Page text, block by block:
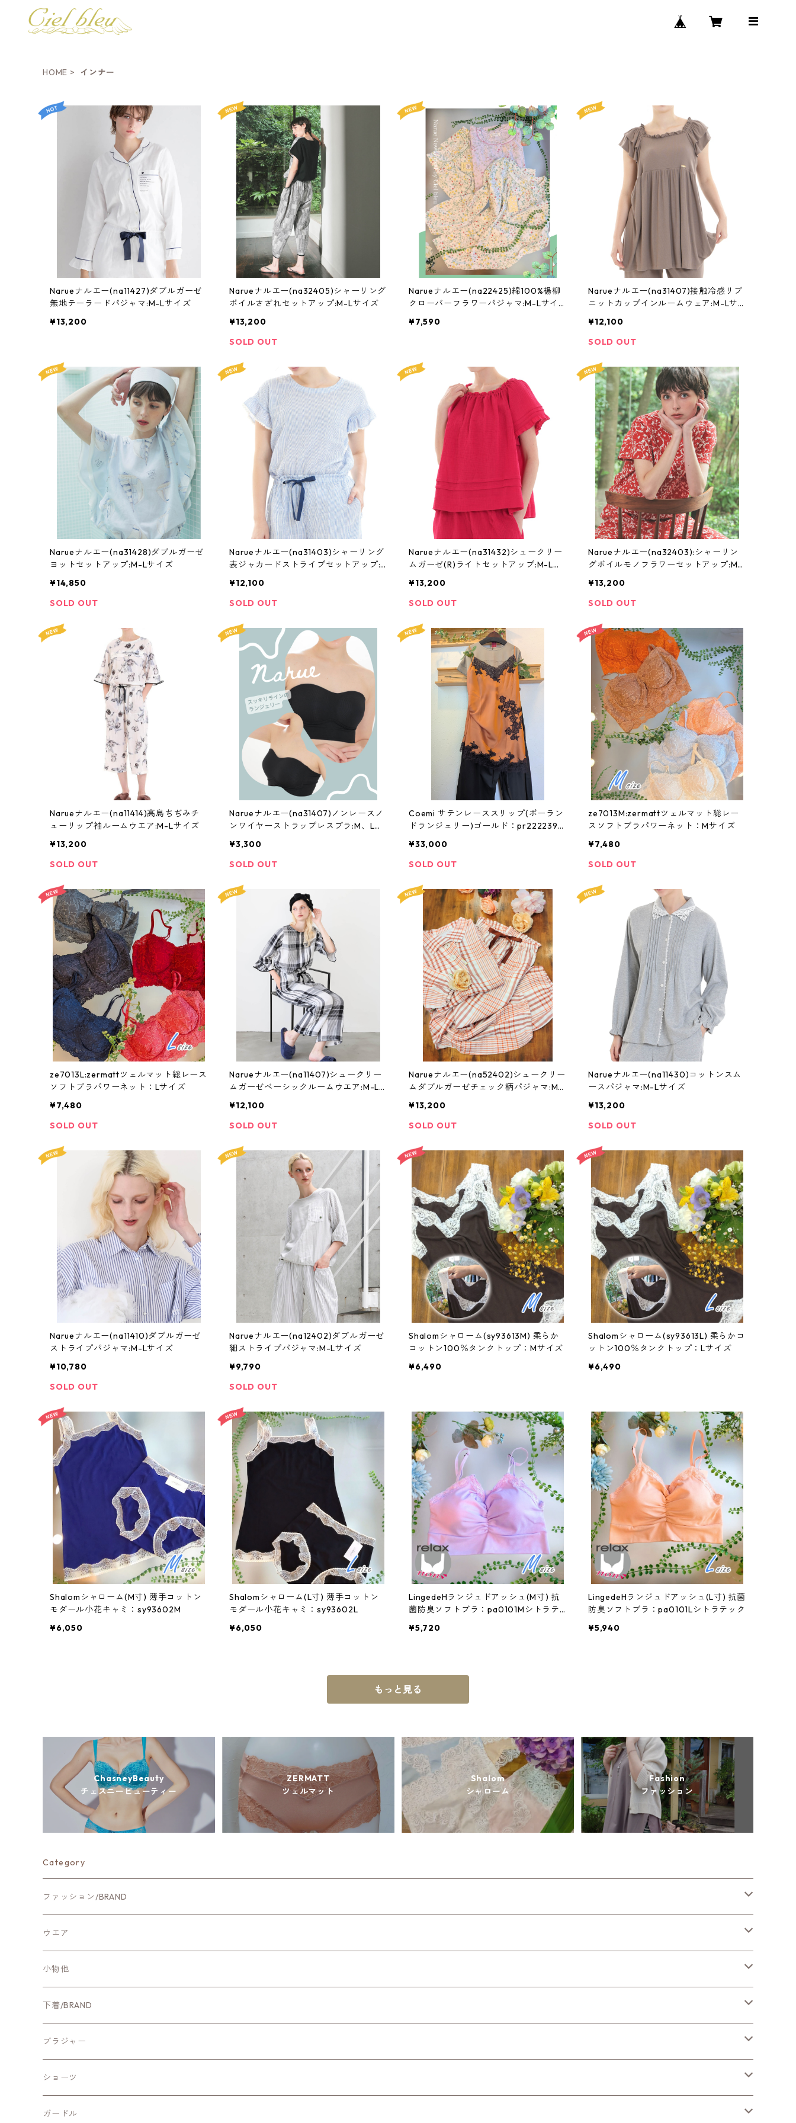
HOME インナー
Narueナルエー(na11427)ダブルガーゼ
無地テーラードパジャマ:M-Lサイズ
¥13,200
Narueナルエー(na32405)シャーリング
ボイルさざれセットアップ:M-Lサイズ
¥13,200
SOLD OUT
Narueナルエー(na22425)綿100%楊柳
クローバーフラワーパジャマ:M-Lサイ
¥7,590
Narueナルエー(na31407)接触冷感リブ
ニットカップインルームウェア:M-Lサ
¥12,100
SOLD OUT
Narueナルエー(na31428)ダブルガーゼ
ヨットセットアップ:M-Lサイズ
¥14,850
SOLD OUT
Narueナルエー(na31403)シャーリング
表ジャカードストライプセットアップ:
¥12,100
SOLD OUT
Narueナルエー(na31432)シュークリー
ムガーゼ(R)ライトセットアップ:M-Lサ
¥13,200
SOLD OUT
Narueナルエー(na32403):シャーリン
グボイルモノフラワーセットアップ:M-
¥13,200
SOLD OUT
Narueナルエー(na11414)高島ちぢみチ
ューリップ袖ルームウエア:M-Lサイズ
¥13,200
SOLD OUT
Narueナルエー(na31407)ノンレースノ
ンワイヤーストラップレスブラ:M、Lサ
¥3,300
SOLD OUT
Coemi サテンレーススリップ(ポーラン
ドランジェリー)ゴールド：pr222239g
¥33,000
SOLD OUT
ze7013M:zermattツェルマット総レー
スソフトブラパワーネット：Mサイズ
¥7,480
SOLD OUT
ze7013L:zermattツェルマット総レース
ソフトブラパワーネット：Lサイズ
¥7,480
SOLD OUT
Narueナルエー(na11407)シュークリー
ムガーゼベーシックルームウエア:M-L
¥12,100
SOLD OUT
Narueナルエー(na52402)シュークリー
ムダブルガーゼチェック柄パジャマ:M-
¥13,200
SOLD OUT
Narueナルエー(na11430)コットンスム
ースパジャマ:M-Lサイズ
¥13,200
SOLD OUT
Narueナルエー(na11410)ダブルガーゼ
ストライプパジャマ:M-Lサイズ
¥10,780
SOLD OUT
Narueナルエー(na12402)ダブルガーゼ
細ストライプパジャマ:M-Lサイズ
¥9,790
SOLD OUT
Shalomシャローム(sy93613M) 柔らか
コットン100％タンクトップ：Mサイズ
¥6,490
Shalomシャローム(sy93613L) 柔らかコ
ットン100％タンクトップ：Lサイズ
¥6,490
Shalomシャローム(M寸) 薄手コットン
モダール小花キャミ：sy93602M
¥6,050
Shalomシャローム(L寸) 薄手コットン
モダール小花キャミ：sy93602L
¥6,050
LingedeHランジュドアッシュ(M寸) 抗
菌防臭ソフトブラ：pa0101Mシトラテ
¥5,720
LingedeHランジュドアッシュ(L寸) 抗菌
防臭ソフトブラ：pa0101Lシトラテック
¥5,940
もっと見る
ChasneyBeauty
チェスニービューティー
ZERMATT
ツェルマット
Shalom
シャローム
Fashion
ファッション
Category
ファッション/BRAND
新作ファッション
CYNICAL
NUS
Qtume
Mitefabrica
Aeca Blanc
ウエア
アウター
カットソー・Tシャツ
ブラウス・シャツ
ニット
ワンピース・チュニック
小物他
ホームグッズ
ファッション小物
下着/BRAND
新作ランジェリー
ChasneyBeautyチェスニービューティー
シカゴレース
ZERMATTツェルマット
ブラジャー
ワイヤー入りブラ
ノンワイヤーブラ
ショーツ
スッポリショーツ
ガードル